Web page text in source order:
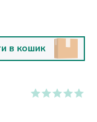
в кошик